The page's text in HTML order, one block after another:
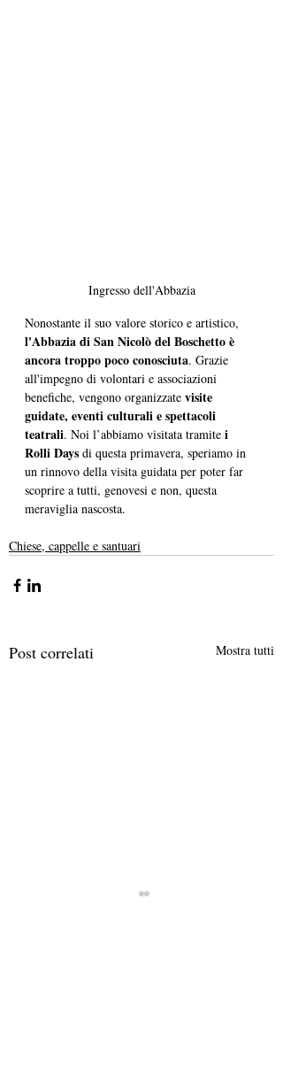
Ingresso dell'Abbazia
Nonostante il suo valore storico e artistico,
l'Abbazia di San Nicolò del Boschetto è
ancora troppo poco conosciuta. Grazie
all'impegno di volontari e associazioni
benefiche, vengono organizzate visite
guidate, eventi culturali e spettacoli
teatrali. Noi l’abbiamo visitata tramite i
Rolli Days di questa primavera, speriamo in
un rinnovo della visita guidata per poter far
scoprire a tutti, genovesi e non, questa
meraviglia nascosta.
Chiese, cappelle e santuari
Post correlati Mostra tutti